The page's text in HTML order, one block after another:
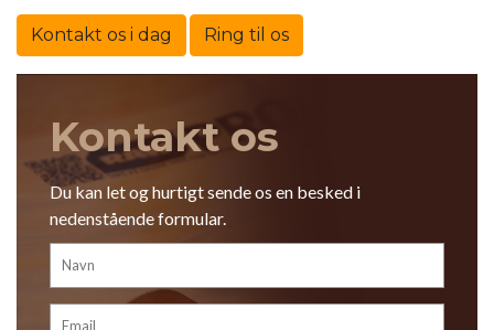
Kontakt os i dag Ring til os
Kontakt os
Du kan let og hurtigt sende os en besked i
nedenstående formular.